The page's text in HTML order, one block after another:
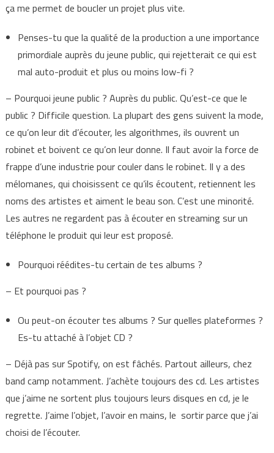
ça me permet de boucler un projet plus vite.
Penses-tu que la qualité de la production a une importance
primordiale auprès du jeune public, qui rejetterait ce qui est
mal auto-produit et plus ou moins low-fi ?
– Pourquoi jeune public ? Auprès du public. Qu’est-ce que le
public ? Difficile question. La plupart des gens suivent la mode,
ce qu’on leur dit d’écouter, les algorithmes, ils ouvrent un
robinet et boivent ce qu’on leur donne. Il faut avoir la force de
frappe d’une industrie pour couler dans le robinet. Il y a des
mélomanes, qui choisissent ce qu’ils écoutent, retiennent les
noms des artistes et aiment le beau son. C’est une minorité.
Les autres ne regardent pas à écouter en streaming sur un
téléphone le produit qui leur est proposé.
Pourquoi réédites-tu certain de tes albums ?
– Et pourquoi pas ?
Ou peut-on écouter tes albums ? Sur quelles plateformes ?
Es-tu attaché à l’objet CD ?
– Déjà pas sur Spotify, on est fâchés. Partout ailleurs, chez
band camp notamment. J’achète toujours des cd. Les artistes
que j’aime ne sortent plus toujours leurs disques en cd, je le
regrette. J’aime l’objet, l’avoir en mains, le sortir parce que j’ai
choisi de l’écouter.